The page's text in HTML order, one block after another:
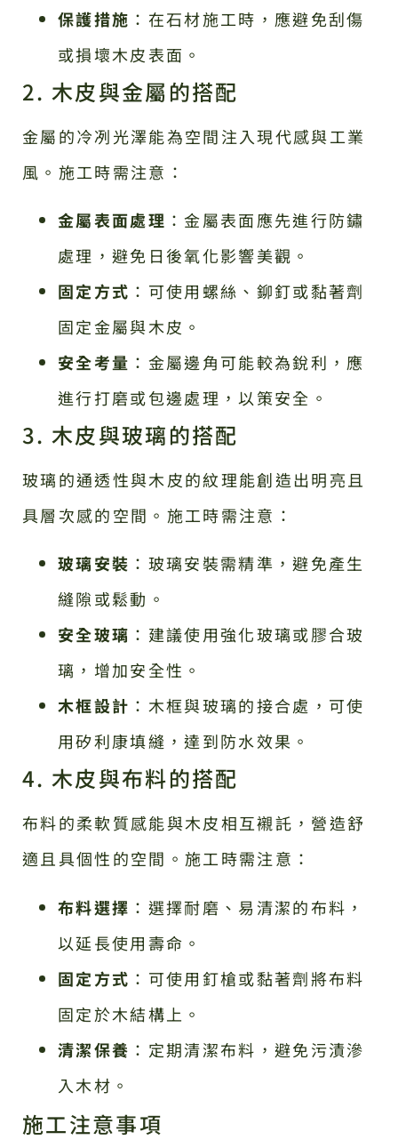
保護措施 ：在石材施工時，應避免刮傷
或損壞木皮表面。
2. 木皮與金屬的搭配
金屬的冷冽光澤能為空間注入現代感與工業
風。施工時需注意：
金屬表面處理 ：金屬表面應先進行防鏽
處理，避免日後氧化影響美觀。
固定方式 ：可使用螺絲、鉚釘或黏著劑
固定金屬與木皮。
安全考量 ：金屬邊角可能較為銳利，應
進行打磨或包邊處理，以策安全。
3. 木皮與玻璃的搭配
玻璃的通透性與木皮的紋理能創造出明亮且
具層次感的空間。施工時需注意：
玻璃安裝 ：玻璃安裝需精準，避免產生
縫隙或鬆動。
安全玻璃 ：建議使用強化玻璃或膠合玻
璃，增加安全性。
木框設計 ：木框與玻璃的接合處，可使
用矽利康填縫，達到防水效果。
4. 木皮與布料的搭配
布料的柔軟質感能與木皮相互襯託，營造舒
適且具個性的空間。施工時需注意：
布料選擇 ：選擇耐磨、易清潔的布料，
以延長使用壽命。
固定方式 ：可使用釘槍或黏著劑將布料
固定於木結構上。
清潔保養 ：定期清潔布料，避免污漬滲
入木材。
施工注意事項